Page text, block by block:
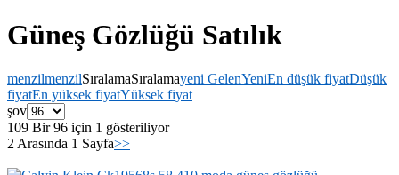
Güneş Gözlüğü Satılık
menzilmenzilSıralamaSıralamayeni GelenYeniEn düşük fiyatDüşük
fiyatEn yüksek fiyatYüksek fiyat
şov
109 Bir 96 için 1 gösteriliyor
2 Arasında 1 Sayfa>>